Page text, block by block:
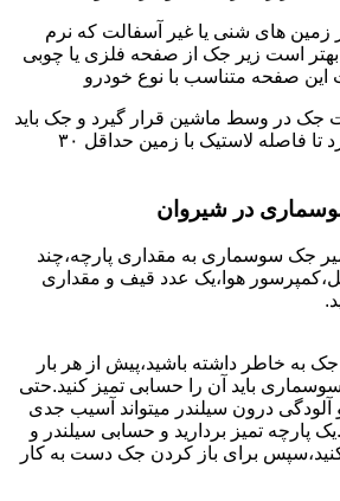
های شنی یا غیر آسفالت که نرم
بهتر است زیر جک از صفحه فلزی یا چوبی
این صفحه متناسب با نوع خودرو
جک در وسط ماشین قرار گیرد و جک باید
خودرو را به نحوی بالا ببرد تا فاصله لاستیک با زمین حداقل ۳۰
در شیروان
جک سوسماری به مقداری پارچه،چند
هوا،یک عدد قیف و مقداری
به خاطر داشته باشید،پیش از هر بار
باید آن را حسابی تمیز کنید.حتی
درون سیلندر میتواند آسیب جدی
پارچه تمیز بردارید و حسابی سیلندر و
برای باز کردن جک دست به کار